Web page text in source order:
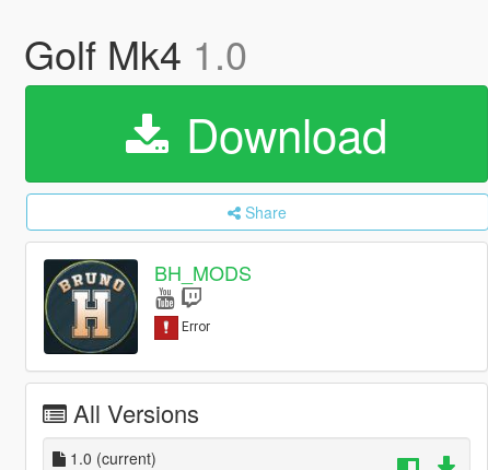
Golf Mk4 1.0
Download
Share
BH_MODS
All Versions
1.0 (current)